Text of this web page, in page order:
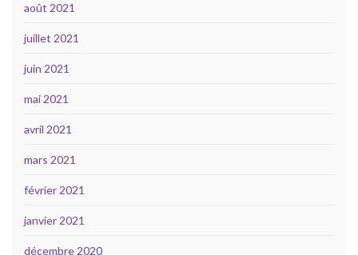
août 2021
juillet 2021
juin 2021
mai 2021
avril 2021
mars 2021
février 2021
janvier 2021
décembre 2020